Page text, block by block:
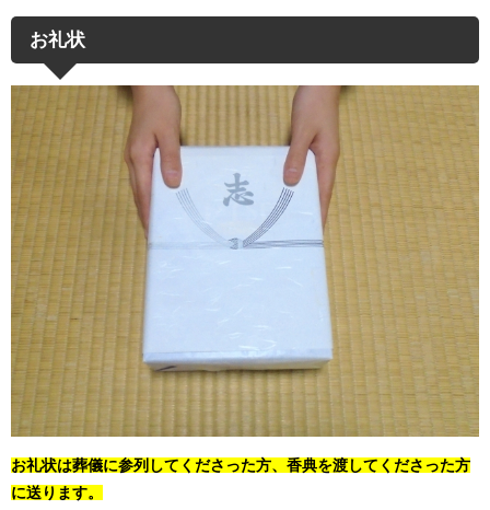
お礼状
お礼状は葬儀に参列してくださった方、香典を渡してくださった方
に送ります。